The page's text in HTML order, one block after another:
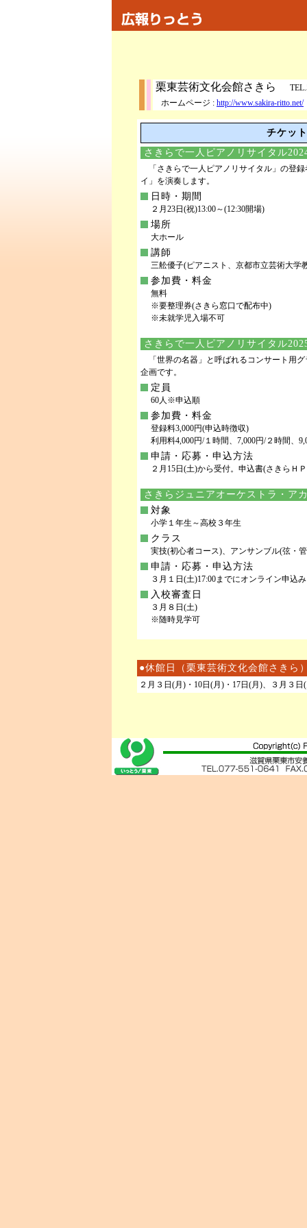
栗東芸術文化会館さきら
ホームページ : http://www.sakira-ritto.net/
チケッ
さきらで一人ピアノリサイタル
「さきらで一人ピアノリサイタル」の登
イ」を演奏します。
日時・期間
２月23日(祝)13:00～(12:30開場)
場所
大ホール
講師
三舩優子(ピアニスト、京都市立芸術大学
参加費・料金
無料
※要整理券(さきら窓口で配布中)
※未就学児入場不可
さきらで一人ピアノリサイタル
「世界の名器」と呼ばれるコンサート用
企画です。
定員
60人※申込順
参加費・料金
登録料3,000円(申込時徴収)
利用料4,000円/１時間、7,000円/２時間、
申請・応募・申込方法
２月15日(土)から受付。申込書(さきらＨ
さきらジュニアオーケストラ・ア
対象
小学１年生～高校３年生
クラス
実技(初心者コース)、アンサンブル(弦・
申請・応募・申込方法
３月１日(土)17:00までにオンライン申込
入校審査日
３月８日(土)
※随時見学可
●休館日（栗東芸術文化会館さきら
２月３日(月)・10日(月)・17日(月)、３月３日